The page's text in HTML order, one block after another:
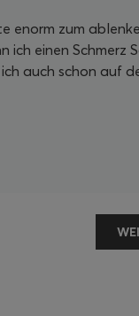
enorm zum
ich einen Schmerz
auch schon auf